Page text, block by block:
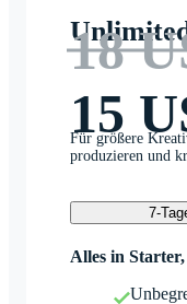
18
15
Für größere
produzieren und
7-
Alles in